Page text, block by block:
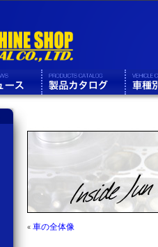
« 車の全体像